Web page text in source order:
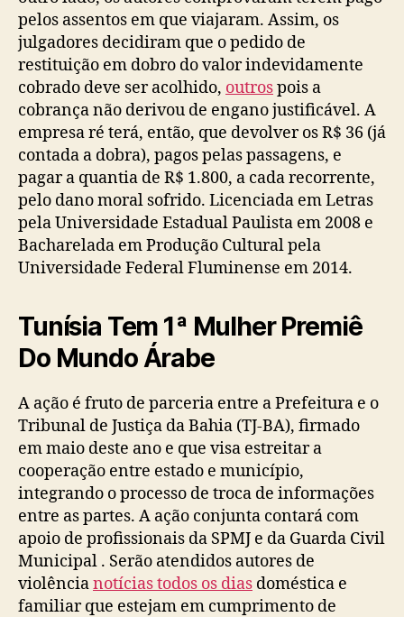
pelos assentos em que viajaram. Assim, os
julgadores decidiram que o pedido de
restituição em dobro do valor indevidamente
cobrado deve ser acolhido, outrospois a
cobrança não derivou de engano justificável. A
empresa ré terá, então, que devolver os R$ 36 (já
contada a dobra), pagos pelas passagens, e
pagar a quantia de R$ 1.800, a cada recorrente,
pelo dano moral sofrido. Licenciada em Letras
pela Universidade Estadual Paulista em 2008 e
Bacharelada em Produção Cultural pela
Universidade Federal Fluminense em 2014.
Tunísia Tem 1ª Mulher Premiê
Do Mundo Árabe
A ação é fruto de parceria entre a Prefeitura e o
Tribunal de Justiça da Bahia (TJ-BA), firmado
em maio deste ano e que visa estreitar a
cooperação entre estado e município,
integrando o processo de troca de informações
entre as partes. A ação conjunta contará com
apoio de profissionais da SPMJ e da Guarda Civil
Municipal . Serão atendidos autores de
violêncianotícias todos os dias doméstica e
familiar que estejam em cumprimento de